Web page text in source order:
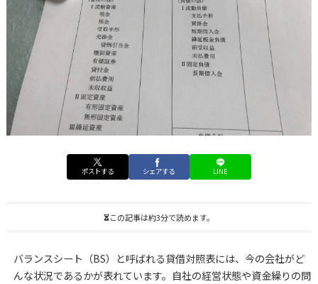
ポストする シェアする LINE
この記事は約3分で読めます。
バランスシート（BS）と呼ばれる貸借対照表には、今の会社がど
んな状況であるかが表れています。自社の経営状態や資金繰りの問